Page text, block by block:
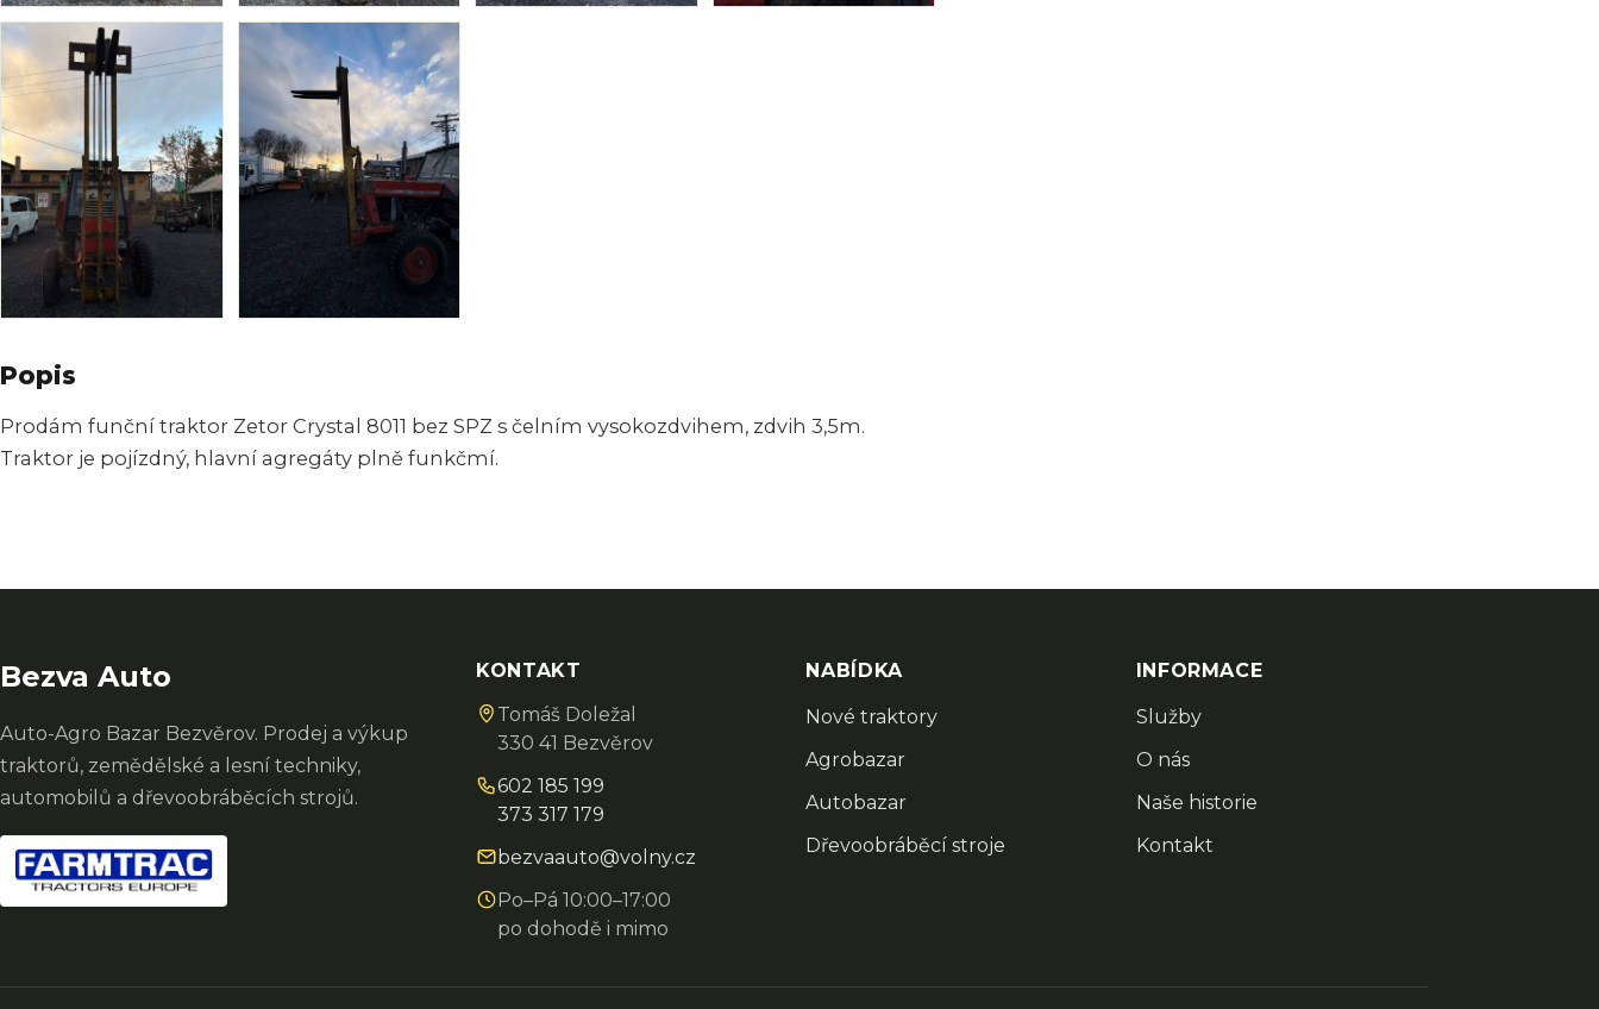
Popis
Prodám funční traktor Zetor Crystal 8011 bez SPZ s čelním vysokozdvihem, zdvih 3,5m.
Traktor je pojízdný, hlavní agregáty plně funkčmí.
Bezva Auto
Auto-Agro Bazar Bezvěrov. Prodej a výkup
traktorů, zemědělské a lesní techniky,
automobilů a dřevoobráběcích strojů.
KONTAKT
Tomáš Doležal
330 41 Bezvěrov
602 185 199
373 317 179
bezvaauto@volny.cz
Po–Pá 10:00–17:00
po dohodě i mimo
NABÍDKA
Nové traktory
Agrobazar
Autobazar
Dřevoobráběcí stroje
INFORMACE
Služby
O nás
Naše historie
Kontakt